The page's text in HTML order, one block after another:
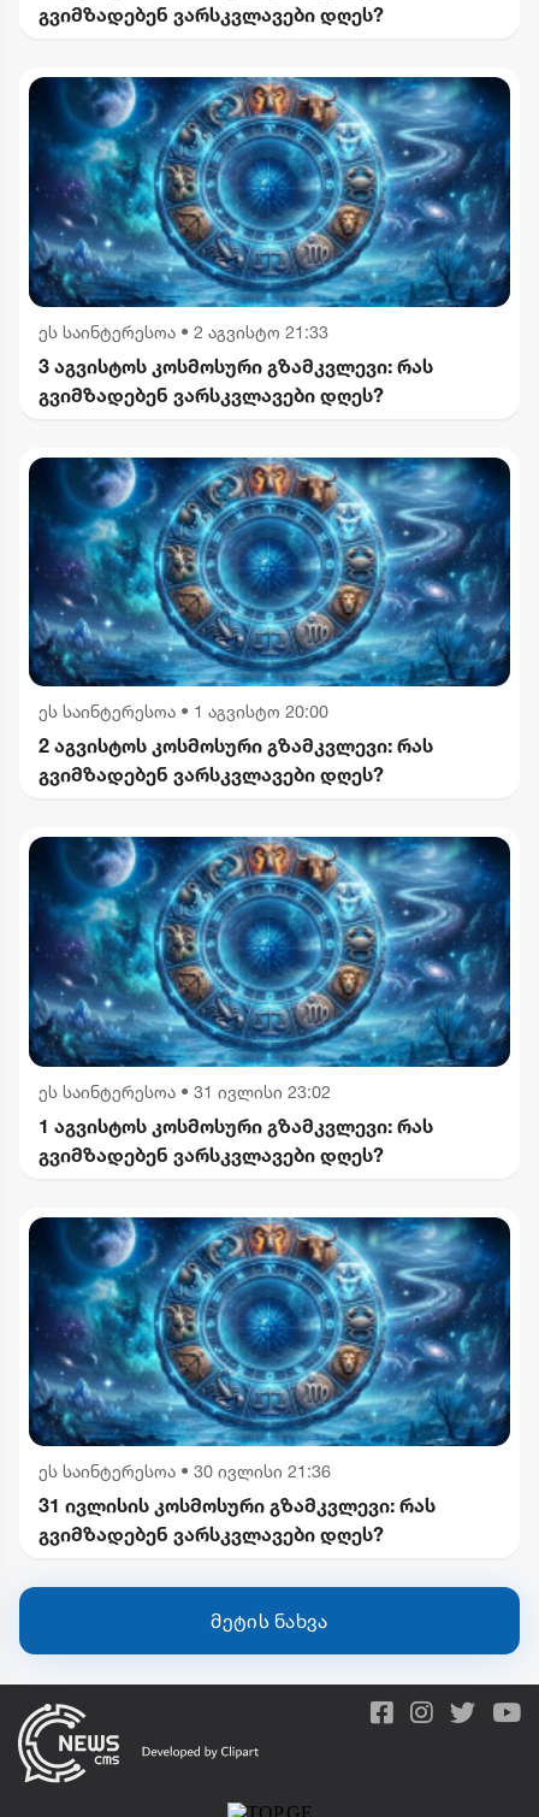
გვიმზადებენ ვარსკვლავები დღეს?
ეს საინტერესოა • 2 აგვისტო 21:33
3 აგვისტოს კოსმოსური გზამკვლევი: რას
გვიმზადებენ ვარსკვლავები დღეს?
ეს საინტერესოა • 1 აგვისტო 20:00
2 აგვისტოს კოსმოსური გზამკვლევი: რას
გვიმზადებენ ვარსკვლავები დღეს?
ეს საინტერესოა • 31 ივლისი 23:02
1 აგვისტოს კოსმოსური გზამკვლევი: რას
გვიმზადებენ ვარსკვლავები დღეს?
ეს საინტერესოა • 30 ივლისი 21:36
31 ივლისის კოსმოსური გზამკვლევი: რას
გვიმზადებენ ვარსკვლავები დღეს?
მეტის ნახვა